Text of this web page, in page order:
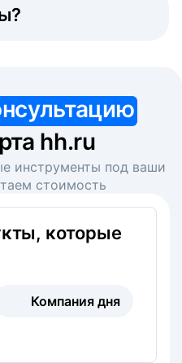
hh.ru
инструменты под ваши
стоимость
которые
Компания дня